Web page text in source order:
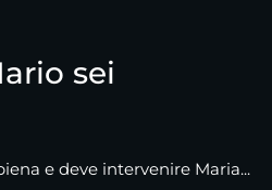
sei
e deve intervenire Maria...